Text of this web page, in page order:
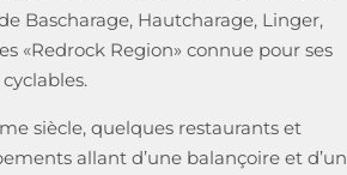
Bascharage, Hautcharage, Linger,
«Redrock Region» connue pour ses
siècle, quelques restaurants et
allant d’une balançoire et d’un